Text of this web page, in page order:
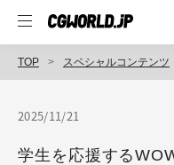
TOP スペシャルコンテンツ
2025/11/21
学生を応援する